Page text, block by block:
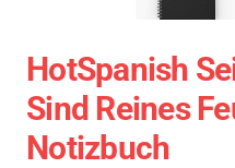
HotSpanish
Sind Reines
Notizbuch